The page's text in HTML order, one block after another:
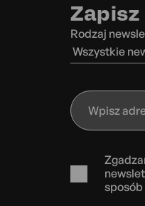
Rodzaj
Wszystkie
Wpisz
adres
e-
sposób